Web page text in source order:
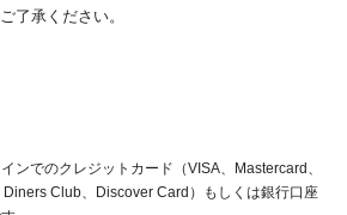
了承ください。
ンでのクレジットカード（VISA、Mastercard、
Club、Discover Card）もしくは銀行口座